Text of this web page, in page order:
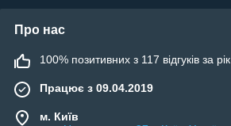
Про нас
100% позитивних з 117 відгуків за рік
Працює з 09.04.2019
м. Київ